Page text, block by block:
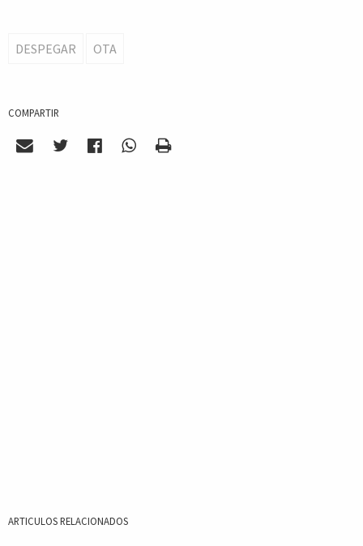
DESPEGAR OTA
COMPARTIR
ARTICULOS RELACIONADOS